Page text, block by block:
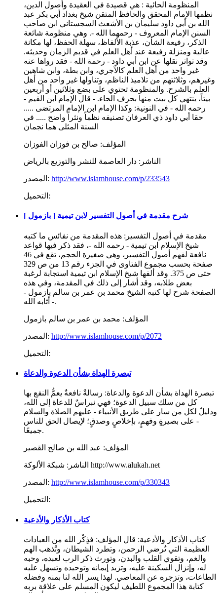
المنظومة الحائية : هي قصيدة في العقيدة وأصول الدين،
نظمها الإمام المحقق والحافظ المتقن شيخ بغداد أبي بكر عبد
الله بن أبي داود سليمان بن الأشعث السجستاني ابن صاحب
السنن الإمام المعروف - رحمهما الله -. وهي منظومة شائعة
الذكر، رفيعة الشأن، عذبة الألفاظ، سهلة الحفظ، لها مكانة
عالية ومنزلة رفيعة عند أهل العلم في قديم الزمان وحديثه.
وقد تواتر نقلها عن ابن أبي داود - رحمة الله - فقد رواها عنه
غير واحد من أهل العلم كالآجري، وابن بطة، وابن شاهين
وغيرهم، وثلاثتهم من تلاميذ الناظم، وتناولها غير واحد من أهل
العلم بالشرح. والمنظومة تحتوي على بضع وثلاثين أو أربعين
بيتاً، ينتهي كل بيت منها بحرف الحاء. - قال الإمام ابن القيم -
رحمه الله - في النونية: وكذا الإمام ابن الإمام المرتضى .....
حقا أبي داود ذي العرفان تصنيفه نظماً ونثراً واضح ..... في
السنة المثلى هما نجمان
المؤلف: صالح بن فوزان الفوزان
الناشر: دار العاصمة للنشر والتوزيع بالرياض
المصدر: http://www.islamhouse.com/p/233543
التحميل:
شرح مقدمة في أصول التفسير لابن تيمية [ بازمول ]
مقدمة في أصول التفسير: هذه المقدمة من نفائس ما كتبه
شيخ الإسلام ابن تيمية - رحمه الله -، فقد ذكر فيها قواعد
نافعة لفهم أصول التفسير، وهي صغيرة الحجم، تقع في 46
صفحة بحسب مجموع الفتاوى في الجزء رقم 13 من ص 329
حتى ص 375. وقد ألفها شيخ الإسلام ابن تيمية استجابة لرغبة
بعض طلابه، وقد أشار إلى ذلك في المقدمة، وفي هذه
الصفحة شرح لها كتبه الشيخ محمد بن عمر بن سالم بازمول -
أثابه الله -.
المؤلف: محمد بن عمر بن سالم بازمول
المصدر: http://www.islamhouse.com/p/2072
التحميل:
تبصرة الهداة بشأن الدعوة والدعاة
تبصرة الهداة بشأن الدعوة والدعاة: رسالةٌ نافعةٌ يعمُّ النفع بها
كل من سلك سبيل الدعوة؛ فهي نبراسٌ للدعاة إلى الله،
ودليلٌ لكل من سار على طريق الأنبياء - عليهم الصلاة والسلام
- على بصيرةٍ وفهمٍ، بإخلاصٍ وصدقٍ؛ لإيصال الحق للناس
جميعًا.
المؤلف: عبد الله بن صالح القصير
الناشر: شبكة الألوكة http://www.alukah.net
المصدر: http://www.islamhouse.com/p/330343
التحميل:
كتاب الأذكار والأدعية
كتاب الأذكار والأدعية: قال المؤلف: فذِكْر الله من العبادات
العظيمة التي تُرضي الرحمن، وتطرد الشيطان، وتُذهب الهم
والغم، وتقوي القلب والبدن، وتورث ذكر الرب لعبده، وحبه
له، وإنزال السكينة عليه، وتزيد إيمانه وتوحيده وتسهل عليه
الطاعات، وتزجره عن المعاصي. لهذا يسر الله لنا بمنه وفضله
كتابة هذا المجموع اللطيف ليكون المسلم على علاقة بربه